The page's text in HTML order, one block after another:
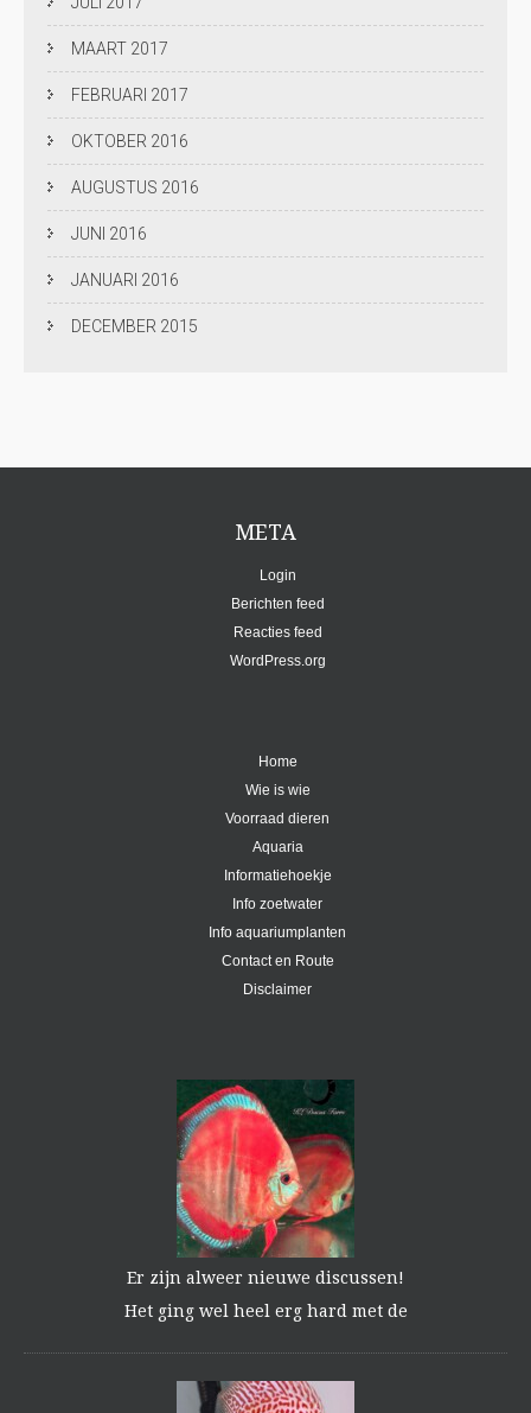
MAART 2017
FEBRUARI 2017
OKTOBER 2016
AUGUSTUS 2016
JUNI 2016
JANUARI 2016
DECEMBER 2015
META
Login
Berichten feed
Reacties feed
WordPress.org
Home
Wie is wie
Voorraad dieren
Aquaria
Informatiehoekje
Info zoetwater
Info aquariumplanten
Contact en Route
Disclaimer
Er zijn alweer nieuwe discussen!
Het ging wel heel erg hard met de